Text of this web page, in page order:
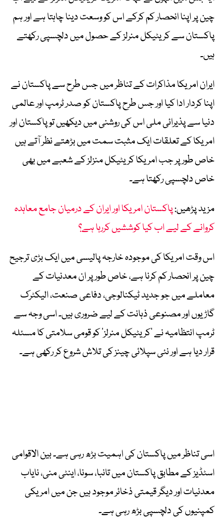
چین پر اپنا انحصار کم کرکے اس کو وسعت دینا چاہتا ہے اور ہم
پاکستان سے کریٹیکل منرلز کے حصول میں دلچسپی رکھتے
ہیں۔
ایران امریکا مذاکرات کے تناظر میں جس طرح سے پاکستان نے
اپنا کردار ادا کیا اور جس طرح پاکستان کو صدر ٹرمپ اور عالمی
دنیا سے پذیرائی ملی اس کی روشنی میں دیکھیں تو پاکستان اور
امریکا کے تعلقات ایک مثبت سمت میں بڑھتے نظر آتے ہیں
خاص طور پر جب امریکا کریٹیکل منزلز کے شعبے میں بھی
خاص دلچسپی رکھتا ہے۔
مزید پڑھیں:پاکستان امریکا اور ایران کے درمیان جامع معاہدہ
کروانے کے لیے اب کیا کوششیں کررہا ہے؟
اس وقت امریکا کی موجودہ خارجہ پالیسی میں ایک بڑی ترجیح
چین پر انحصار کم کرنا ہے، خاص طور پر ان معدنیات کے
معاملے میں جو جدید ٹیکنالوجی، دفاعی صنعت، الیکٹرک
گاڑیوں اور مصنوعی ذہانت کے لیے ضروری ہیں۔ اسی وجہ سے
ٹرمپ انتظامیہ نے ’کریٹیکل منرلز‘ کو قومی سلامتی کا مسئلہ
قرار دیا ہے اور نئی سپلائی چینز کی تلاش شروع کر رکھی ہے۔
اسی تناظر میں پاکستان کی اہمیت بڑھ رہی ہے۔ بین الاقوامی
اسٹڈیز کے مطابق پاکستان میں تانبا، سونا، اینٹی منی، نایاب
معدنیات اور دیگر قیمتی ذخائر موجود ہیں جن میں امریکی
کمپنیوں کی دلچسپی بڑھ رہی ہے۔